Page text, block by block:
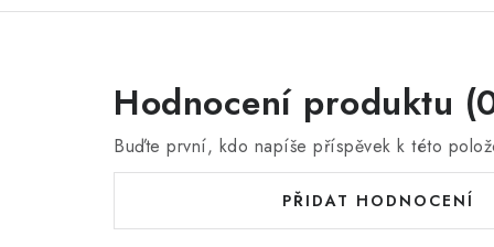
Hodnocení produktu
Buďte první, kdo napíše příspěvek k této
PŘIDAT HODNOCENÍ